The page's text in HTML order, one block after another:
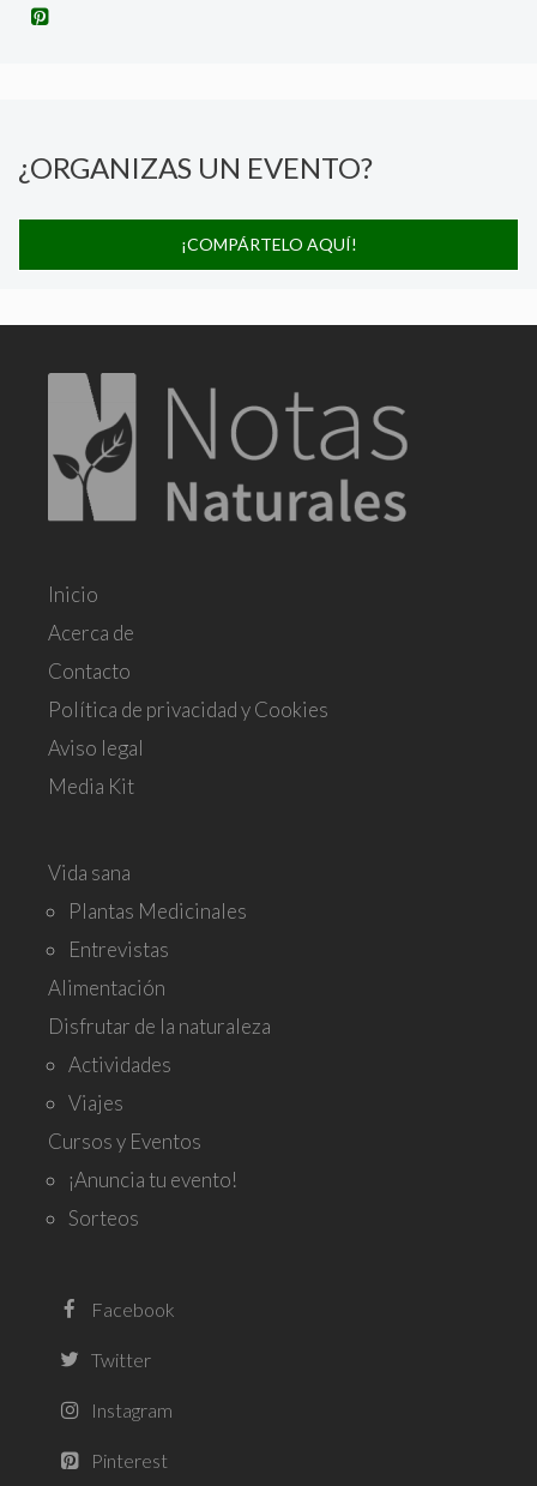
¿ORGANIZAS UN EVENTO?
¡COMPÁRTELO AQUÍ!
Inicio
Acerca de
Contacto
Política de privacidad y Cookies
Aviso legal
Media Kit
Vida sana
Plantas Medicinales
Entrevistas
Alimentación
Disfrutar de la naturaleza
Actividades
Viajes
Cursos y Eventos
¡Anuncia tu evento!
Sorteos